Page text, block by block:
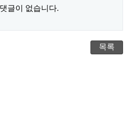
글이 없습니다.
목록